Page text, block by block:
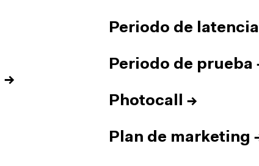
→
Periodo de latencia
Periodo de prueba
Photocall →
Plan de marketing